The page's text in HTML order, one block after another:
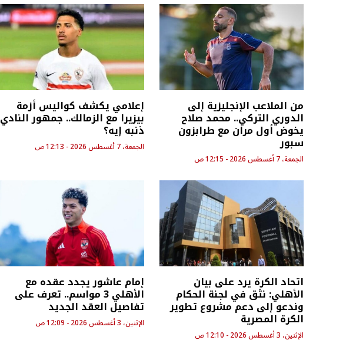
من الملاعب الإنجليزية إلى
الدوري التركي.. محمد صلاح
يخوض أول مران مع طرابزون
سبور
الجمعة، 7 أغسطس 2026 - 12:15 ص
إعلامي يكشف كواليس أزمة
بيزيرا مع الزمالك.. جمهور النادي
ذنبه إيه؟
الجمعة، 7 أغسطس 2026 - 12:13 ص
اتحاد الكرة يرد على بيان
الأهلي: نثق في لجنة الحكام
وندعو إلى دعم مشروع تطوير
الكرة المصرية
الإثنين، 3 أغسطس 2026 - 12:10 ص
إمام عاشور يجدد عقده مع
الأهلي 3 مواسم.. تعرف على
تفاصيل العقد الجديد
الإثنين، 3 أغسطس 2026 - 12:09 ص